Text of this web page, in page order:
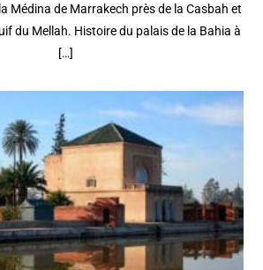
Médina de Marrakech près de la Casbah et
du Mellah. Histoire du palais de la Bahia à
[…]